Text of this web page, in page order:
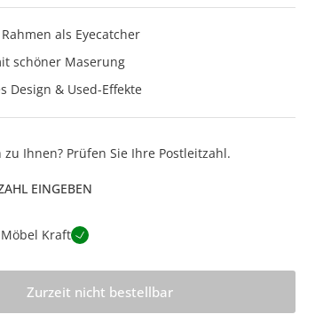
als Eyecatcher
schöner Maserung
Design & Used-Effekte
Ihnen? Prüfen Sie Ihre Postleitzahl.
EINGEBEN
Möbel Kraft
Zurzeit nicht bestellbar